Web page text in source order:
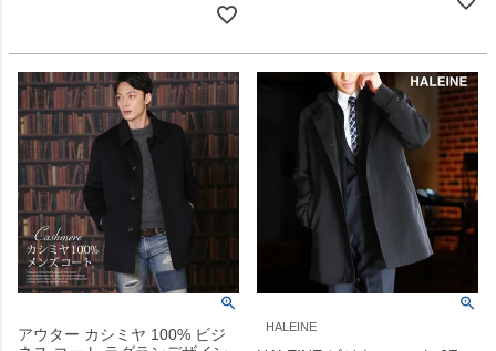
アウター カシミヤ 100% ビジ
HALEINE